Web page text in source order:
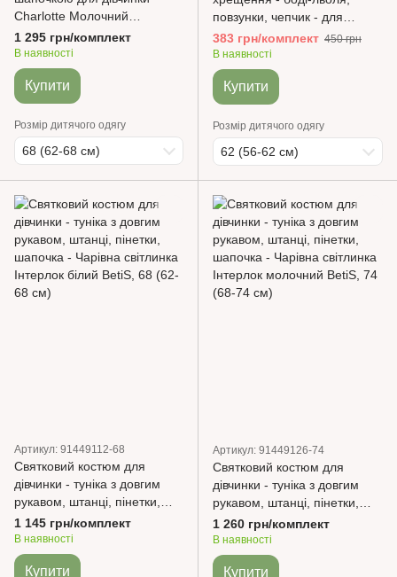
Charlotte Молочний
MagBaby
1 295 грн/комплект
В наявності
Купити
Розмір дитячого одягу
68 (62-68 см)
повзунки, чепчик - для
дівчинки Ажурний трикотаж
жакард Молочний Minikin
383 грн/комплект 450 грн
В наявності
Купити
Розмір дитячого одягу
62 (56-62 см)
Артикул: 91449112-68
Святковий костюм для
дівчинки - туніка з довгим
рукавом, штанці, пінетки,
шапочка - Чарівна світлинка
Інтерлок білий BetiS
1 145 грн/комплект
В наявності
Купити
Артикул: 91449126-74
Святковий костюм для
дівчинки - туніка з довгим
рукавом, штанці, пінетки,
шапочка - Чарівна світлинка
Інтерлок молочний BetiS
1 260 грн/комплект
В наявності
Купити